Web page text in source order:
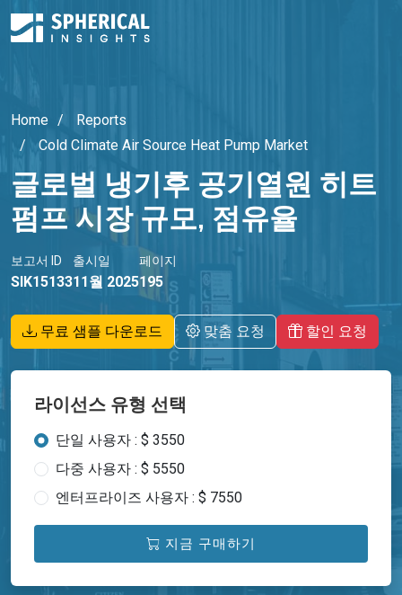
Home
Reports
Cold Climate Air Source Heat Pump Market
글로벌 냉기후 공기열원 히트
펌프 시장 규모, 점유율
보고서 ID
SIK15133
출시일
11월 2025
페이지
195
무료 샘플 다운로드 맞춤 요청 할인 요청
라이선스 유형 선택
단일 사용자 : $ 3550
다중 사용자 : $ 5550
엔터프라이즈 사용자 : $ 7550
지금 구매하기